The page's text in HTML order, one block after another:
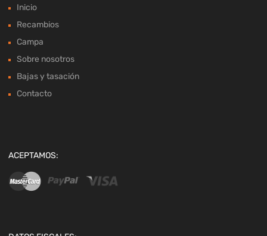
Inicio
Recambios
Campa
Sobre nosotros
Bajas y tasación
Contacto
ACEPTAMOS: